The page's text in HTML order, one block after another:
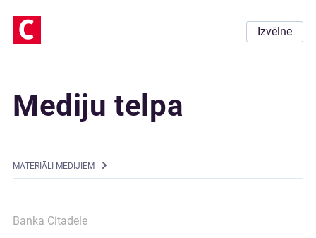
Izvēlne
Mediju telpa
MATERIĀLI MEDIJIEM
Banka Citadele